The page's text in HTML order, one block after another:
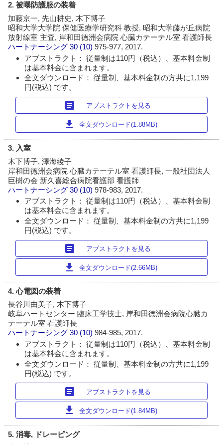
2. 被曝防護服の装着
加藤京一, 先山耕史, 木下博子
昭和大学大学院 保健医療学研究科 教授, 昭和大学藤が丘病院
放射線室 主査, 岸和田徳洲会病院 心臓カテーテル室 看護師長
ハートナーシング 30 (10)975-977, 2017.
アブストラクト： 従量制は110円（税込）、基本料金制
は基本料金に含まれます。
全文ダウンロード： 従量制、基本料金制の方共に1,199
円(税込) です。
article アブストラクトを見る
download 全文ダウンロード(1.88MB)
3. 入室
木下博子, 澤海綾子
岸和田徳洲会病院 心臓カテーテル室 看護師長, 一般社団法人
巨樹の会 新久喜総合病院看護部 看護師
ハートナーシング 30 (10)978-983, 2017.
アブストラクト： 従量制は110円（税込）、基本料金制
は基本料金に含まれます。
全文ダウンロード： 従量制、基本料金制の方共に1,199
円(税込) です。
article アブストラクトを見る
download 全文ダウンロード(2.66MB)
4. 心電図の装着
長谷川由美子, 木下博子
岐阜ハートセンター 臨床工学技士, 岸和田徳洲会病院心臓カ
テーテル室 看護師長
ハートナーシング 30 (10)984-985, 2017.
アブストラクト： 従量制は110円（税込）、基本料金制
は基本料金に含まれます。
全文ダウンロード： 従量制、基本料金制の方共に1,199
円(税込) です。
article アブストラクトを見る
download 全文ダウンロード(1.84MB)
5. 消毒, ドレーピング